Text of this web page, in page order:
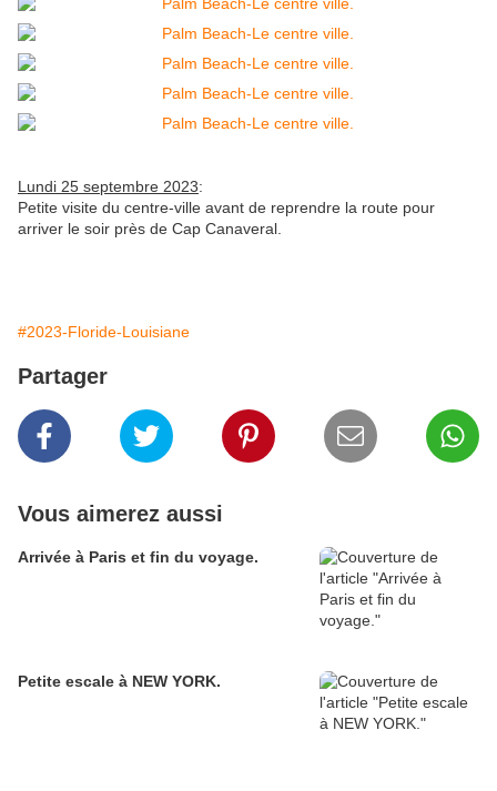
Lundi 25 septembre 2023:
Petite visite du centre-ville avant de reprendre la route pour
arriver le soir près de Cap Canaveral.
#2023-Floride-Louisiane
Partager
Vous aimerez aussi
Arrivée à Paris et fin du voyage.
Petite escale à NEW YORK.